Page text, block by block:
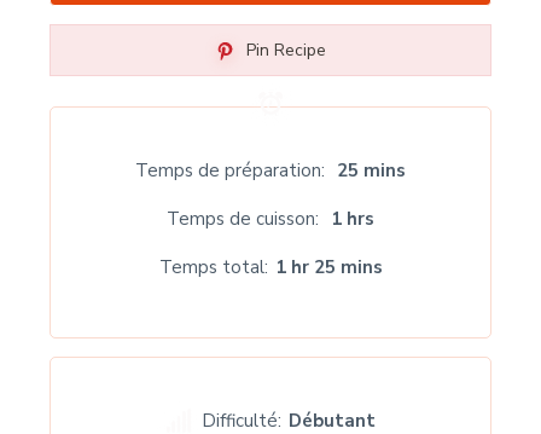
Pin Recipe
Temps de préparation
25 mins
Temps de cuisson
1 hrs
Temps total 1 hr 25 mins
Difficulté: Débutant